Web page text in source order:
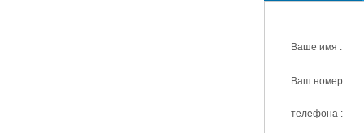
Ваше имя :
Ваш номер
телефона :